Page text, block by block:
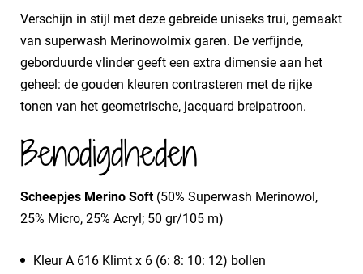
Verschijn in stijl met deze gebreide uniseks trui, gemaakt
van superwash Merinowolmix garen. De verfijnde,
geborduurde vlinder geeft een extra dimensie aan het
geheel: de gouden kleuren contrasteren met de rijke
tonen van het geometrische, jacquard breipatroon.
Benodigdheden
Scheepjes Merino Soft(50% Superwash Merinowol,
25% Micro, 25% Acryl; 50 gr/105 m)
Kleur A 616 Klimt x 6 (6: 8: 10: 12) bollen